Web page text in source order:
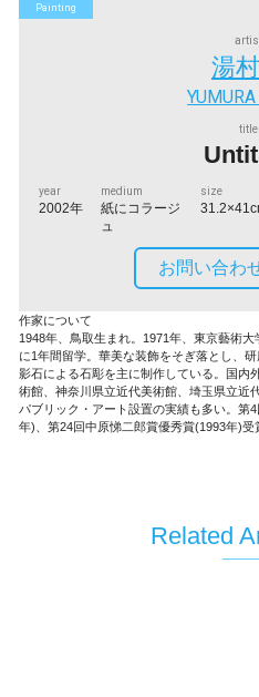
Painting
湯
title
year
2002年
medium
紙にコラージ
ュ
size
お問い合わ
作家について
1948年、鳥取生まれ。1971年、東京藝術
に1年間留学。華美な装飾をそぎ落とし、
影石による石彫を主に制作している。国内
術館、神奈川県立近代美術館、埼玉県立近
パブリック・アート設置の実績も多い。第
年)、第24回中原悌二郎賞優秀賞(1993年)受
Related